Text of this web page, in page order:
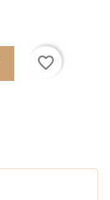
favorite_border